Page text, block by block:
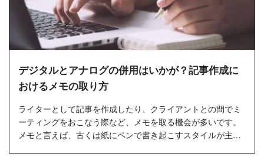
デジタルとアナログの併用はいかが？記事作成に
おけるメモの取り方
ライターとして記事を作成したり、クライアントとの間でミ
ーティングをおこなう際など、メモを取る機会が多いです。
メモと言えば、古くは紙にペンで書き起こすスタイルが主流